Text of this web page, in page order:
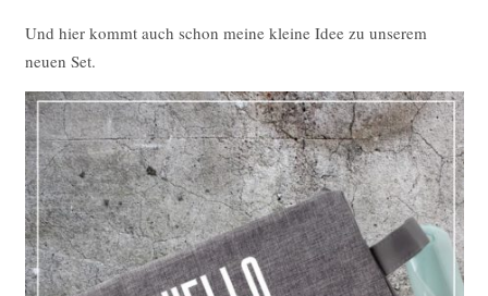
Und hier kommt auch schon meine kleine Idee zu unserem
neuen Set.